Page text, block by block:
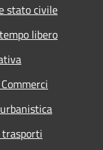
stato civile
libero